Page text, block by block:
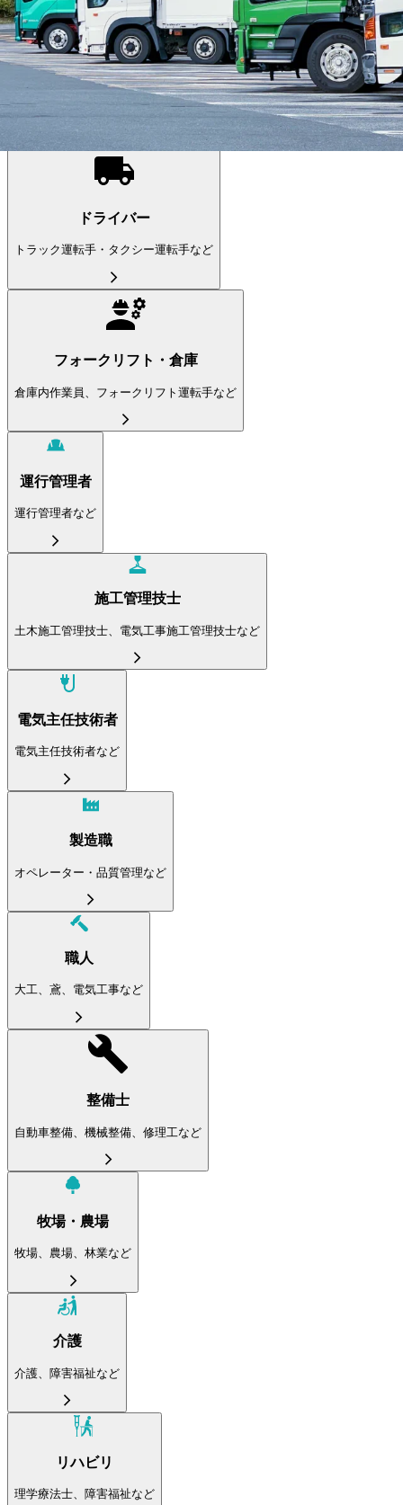
こだわり条件を追加する この条件で更に絞り込む
ドライバー
(22,209件）
職種から求人を探す
ドライバー
トラック運転手・タクシー運転手など
フォークリフト・倉庫
倉庫内作業員、フォークリフト運転手など
運行管理者
運行管理者など
施工管理技士
土木施工管理技士、電気工事施工管理技士など
電気主任技術者
電気主任技術者など
製造職
オペレーター・品質管理など
職人
大工、鳶、電気工事など
整備士
自動車整備、機械整備、修理工など
牧場・農場
牧場、農場、林業など
介護
介護、障害福祉など
リハビリ
理学療法士、障害福祉など